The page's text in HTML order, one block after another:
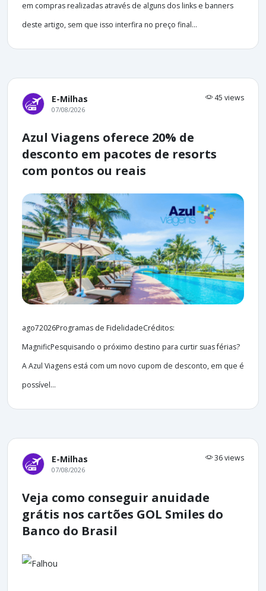
em compras realizadas através de alguns dos links e banners
deste artigo, sem que isso interfira no preço final...
E-Milhas 45 views
07/08/2026
Azul Viagens oferece 20% de
desconto em pacotes de resorts
com pontos ou reais
ago72026Programas de FidelidadeCréditos:
MagnificPesquisando o próximo destino para curtir suas férias?
A Azul Viagens está com um novo cupom de desconto, em que é
possível...
E-Milhas 36 views
07/08/2026
Veja como conseguir anuidade
grátis nos cartões GOL Smiles do
Banco do Brasil